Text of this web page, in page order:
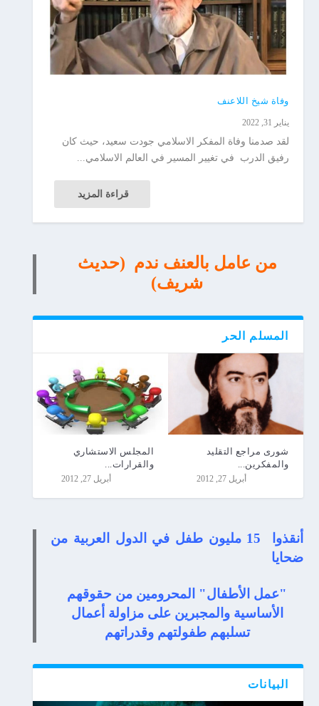
وفاة شيخ اللاعنف
يناير 31, 2022
لقد صدمنا وفاة المفكر الاسلامي جودت سعيد، حيث كان
رفيق الدرب في تغيير المسير في العالم الاسلامي...
قراءة المزيد
من عامل بالعنف ندم (حديث
شريف)
المسلم الحر
شورى مراجع التقليد
والمفكرين...
أبريل 27, 2012
المجلس الاستشاري
والقرارات...
أبريل 27, 2012
أنقذوا 15 مليون طفل في الدول العربية من
ضحايا
"عمل الأطفال" المحرومين من حقوقهم
الأساسية والمجبرين على مزاولة أعمال
تسلبهم طفولتهم وقدراتهم
البیانات